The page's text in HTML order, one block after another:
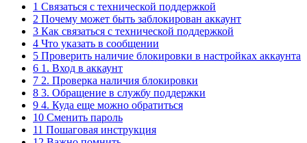
1 Связаться с технической поддержкой
2 Почему может быть заблокирован аккаунт
3 Как связаться с технической поддержкой
4 Что указать в сообщении
5 Проверить наличие блокировки в настройках аккаунта
6 1. Вход в аккаунт
7 2. Проверка наличия блокировки
8 3. Обращение в службу поддержки
9 4. Куда еще можно обратиться
10 Сменить пароль
11 Пошаговая инструкция